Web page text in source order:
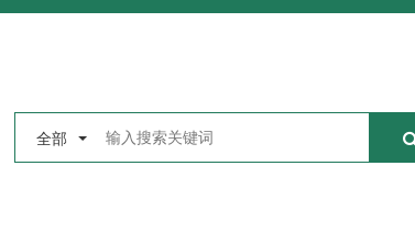
全部